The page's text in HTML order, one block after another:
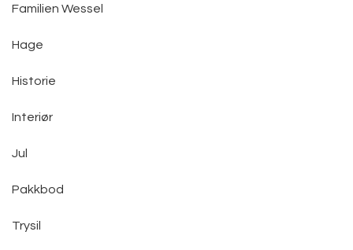
Familien Wessel
Hage
Historie
Interiør
Jul
Pakkbod
Trysil